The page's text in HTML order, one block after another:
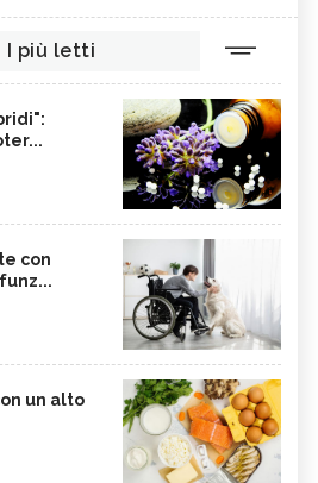
I più letti
con
un alto